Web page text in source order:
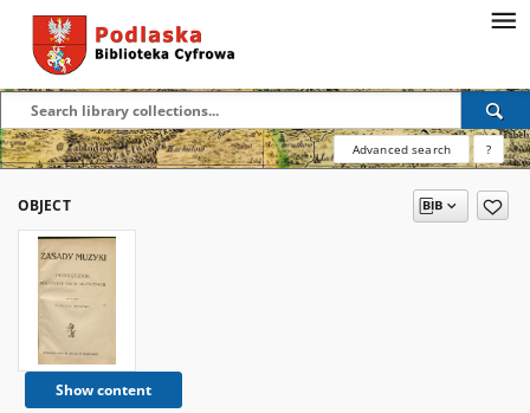
Advanced search ?
OBJECT
Show content